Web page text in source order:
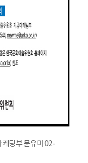
팅부 문유미 02-